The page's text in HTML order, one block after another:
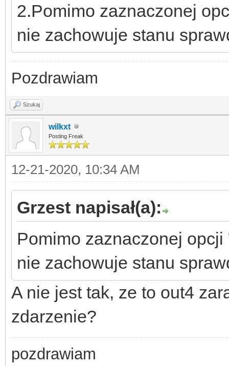
2.Pomimo zaznaczonej
nie zachowuje stanu
Pozdrawiam
Szukaj
wilkxt
Posting Freak
12-21-2020, 10:34 AM
Grzest napisał(a):
Pomimo zaznaczonej
nie zachowuje stanu
A nie jest tak, ze to out4
zdarzenie?
pozdrawiam